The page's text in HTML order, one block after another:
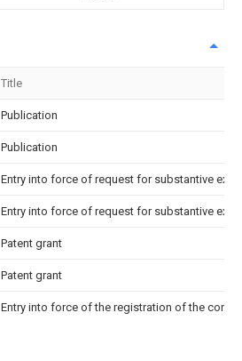
Title
Publication
Publication
Entry into force of request for substantive
Entry into force of request for substantive
Patent grant
Patent grant
Entry into force of the registration of the